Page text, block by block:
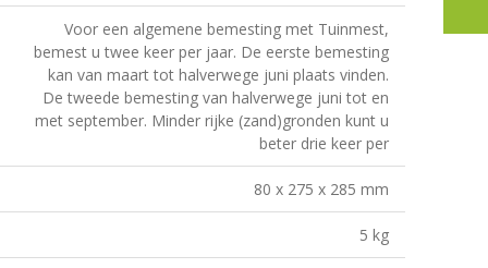
Voor een algemene bemesting met Tuinmest,
bemest u twee keer per jaar. De eerste bemesting
kan van maart tot halverwege juni plaats vinden.
De tweede bemesting van halverwege juni tot en
met september. Minder rijke (zand)gronden kunt u
beter drie keer per
80 x 275 x 285 mm
5 kg